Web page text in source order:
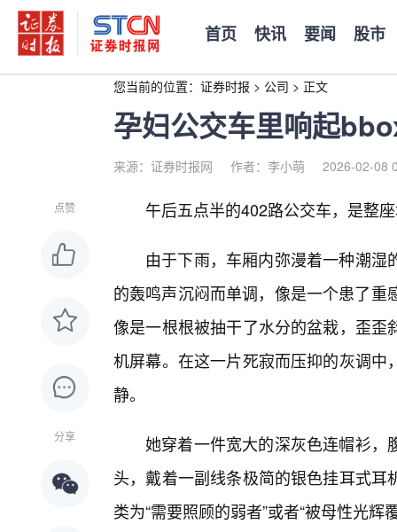
首页 快讯 要闻 股市
您当前的位置： 证券时报 > 公司 > 正文
孕妇公交车里响起
来源：证券时报网 作者：李小萌 2026-02-08
点赞
分享
午后五点半的402路公交车，是整
由于下雨，车厢内弥漫着一种潮
的轰鸣声沉闷而单调，像是一个患了
像是一根根被抽干了水分的盆栽，歪
机屏幕。在这一片死寂而压抑的灰调
静。
她穿着一件宽大的深灰色连帽衫，
头，戴着一副线条极简的银色挂耳式
类为“需要照顾的弱者”或者“被母性光